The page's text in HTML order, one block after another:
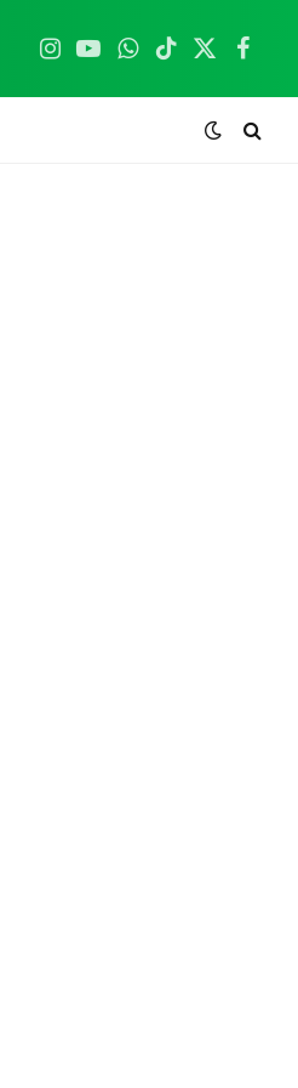
Instagram
YouTubeWhatsApp
TikTok
X